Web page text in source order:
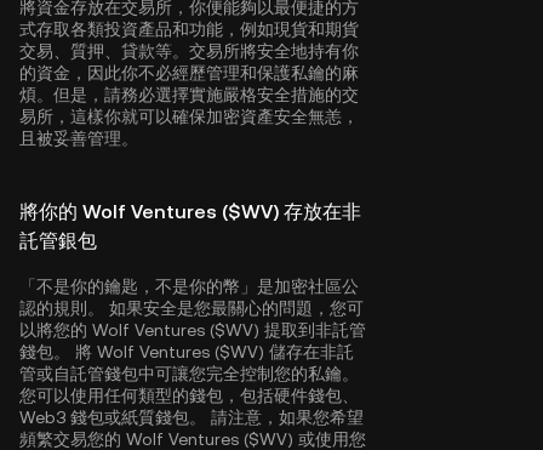
將資金存放在交易所，你便能夠以最便捷的方
式存取各類投資產品和功能，例如現貨和期貨
交易、質押、貸款等。交易所將安全地持有你
的資金，因此你不必經歷管理和保護私鑰的麻
煩。但是，請務必選擇實施嚴格安全措施的交
易所，這樣你就可以確保加密資產安全無恙，
且被妥善管理。
將你的 Wolf Ventures ($WV) 存放在非
託管銀包
「不是你的鑰匙，不是你的幣」是加密社區公
認的規則。 如果安全是您最關心的問題，您可
以將您的 Wolf Ventures ($WV) 提取到非託管
錢包。 將 Wolf Ventures ($WV) 儲存在非託
管或自託管錢包中可讓您完全控制您的私鑰。
您可以使用任何類型的錢包，包括硬件錢包、
Web3 錢包或紙質錢包。 請注意，如果您希望
頻繁交易您的 Wolf Ventures ($WV) 或使用您